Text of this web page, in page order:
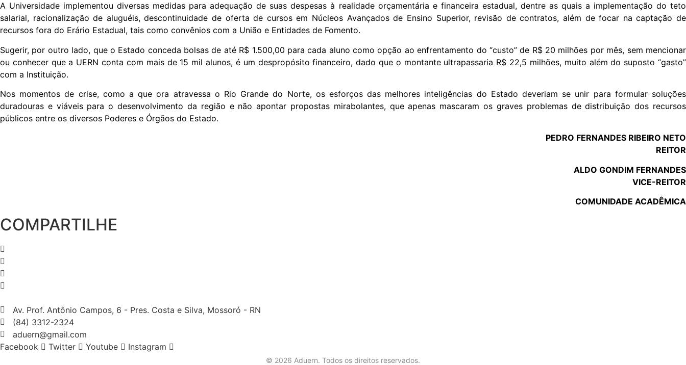
A Universidade implementou diversas medidas para adequação de suas despesas à realidade orçamentária e financeira estadual, dentre as quais a implementação do teto
salarial, racionalização de aluguéis, descontinuidade de oferta de cursos em Núcleos Avançados de Ensino Superior, revisão de contratos, além de focar na captação de
recursos fora do Erário Estadual, tais como convênios com a União e Entidades de Fomento.
Sugerir, por outro lado, que o Estado conceda bolsas de até R$ 1.500,00 para cada aluno como opção ao enfrentamento do “custo” de R$ 20 milhões por mês, sem mencionar
ou conhecer que a UERN conta com mais de 15 mil alunos, é um despropósito financeiro, dado que o montante ultrapassaria R$ 22,5 milhões, muito além do suposto “gasto”
com a Instituição.
Nos momentos de crise, como a que ora atravessa o Rio Grande do Norte, os esforços das melhores inteligências do Estado deveriam se unir para formular soluções
duradouras e viáveis para o desenvolvimento da região e não apontar propostas mirabolantes, que apenas mascaram os graves problemas de distribuição dos recursos
públicos entre os diversos Poderes e Órgãos do Estado.
PEDRO FERNANDES RIBEIRO NETO
REITOR
ALDO GONDIM FERNANDES
VICE-REITOR
COMUNIDADE ACADÊMICA
COMPARTILHE
Av. Prof. Antônio Campos, 6 - Pres. Costa e Silva, Mossoró - RN
(84) 3312-2324
aduern@gmail.com
Facebook
Twitter Youtube Instagram
© 2026 Aduern. Todos os direitos reservados.